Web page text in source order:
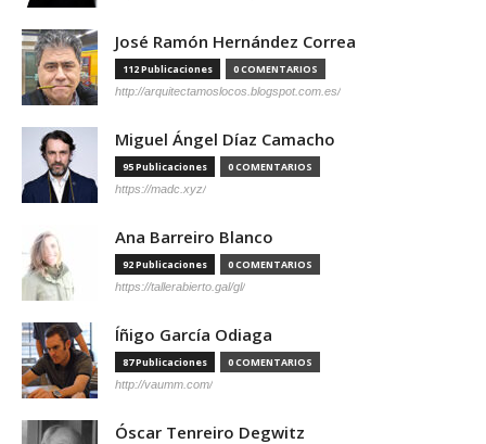
José Ramón Hernández Correa
112 Publicaciones 0 COMENTARIOS
http://arquitectamoslocos.blogspot.com.es/
Miguel Ángel Díaz Camacho
95 Publicaciones 0 COMENTARIOS
https://madc.xyz/
Ana Barreiro Blanco
92 Publicaciones 0 COMENTARIOS
https://tallerabierto.gal/gl/
Íñigo García Odiaga
87 Publicaciones 0 COMENTARIOS
http://vaumm.com/
Óscar Tenreiro Degwitz